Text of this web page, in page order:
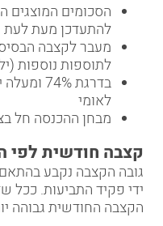
להתעדכן מעת לעת
מעבר לקצבה
לתוספות נוספות
בדרגת
לאומי
מבחן ההכנסה חל
קצבה חודשית לפי
גובה הקצבה נקבע
ידי פקיד התביעות. ככל
הקצבה החודשית גבוהה